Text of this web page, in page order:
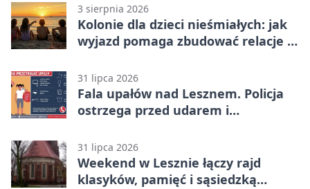
3 sierpnia 2026
Kolonie dla dzieci nieśmiałych: jak
wyjazd pomaga zbudować relacje z
31 lipca 2026
Fala upałów nad Lesznem. Policja
ostrzega przed udarem i
31 lipca 2026
Weekend w Lesznie łączy rajd
klasyków, pamięć i sąsiedzką